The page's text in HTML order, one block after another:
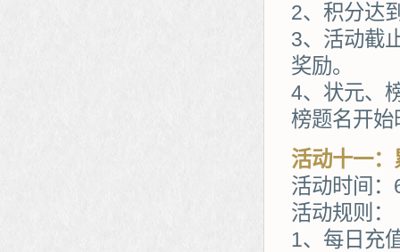
2、积分达
3、活动截
奖励。
4、状元、
榜题名开始
活动十一：
活动时间
活动规则：
1、每日充